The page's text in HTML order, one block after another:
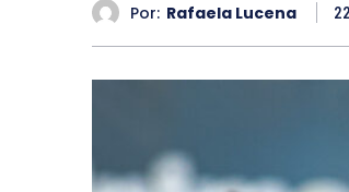
Por: Rafaela Lucena